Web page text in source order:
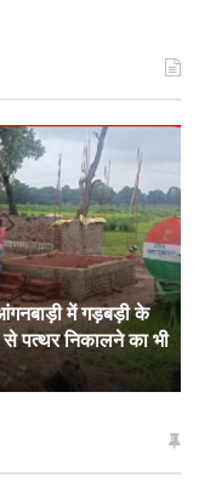
में गड़बड़ी के
से पत्थर निकालने का भी